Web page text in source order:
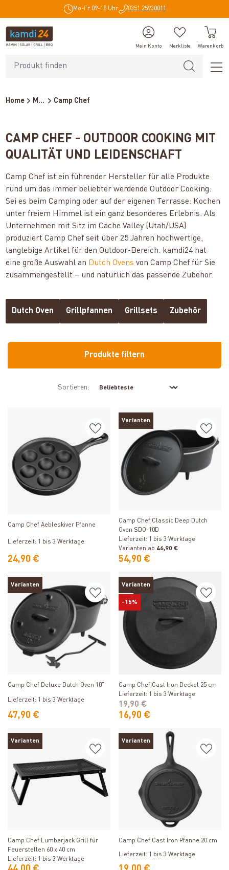
Mo-Fr 09-18 Uhr 0351 25930011
Mein Konto Merkliste Warenkorb
Home Marken Camp Chef
CAMP CHEF - OUTDOOR COOKING MIT
QUALITÄT UND LEIDENSCHAFT
Camp Chef ist ein führender Hersteller für alle Produkte
rund um das immer beliebter werdende Outdoor Cooking.
Sei es beim Camping oder auf der eigenen Terrasse: Kochen
unter freiem Himmel ist ein ganz besonderes Erlebnis. Als
Unternehmen mit Sitz im Cache Valley (Utah/USA)
produziert Camp Chef seit über 25 Jahren hochwertige,
langlebige Artikel für den Outdoor-Bereich. kamdi24 hat
eine große Auswahl an Dutch Ovens von Camp Chef für Sie
zusammengestellt – und natürlich das passende Zubehör.
Dutch Oven Grillpfannen Grillsets Zubehör
Produkte filtern
Sortieren:
Camp Chef Aebleskiver Pfanne
Lieferzeit: 1 bis 3 Werktage
24,90 €
Varianten
Camp Chef Classic Deep Dutch
Oven SDO-10D
Lieferzeit: 1 bis 3 Werktage
Varianten ab 46,90 €
54,90 €
Varianten
Produkt ansehen
Camp Chef Deluxe Dutch Oven 10"
Lieferzeit: 1 bis 3 Werktage
47,90 €
Varianten
-15%
Produkt ansehen
Camp Chef Cast Iron Deckel 25 cm
Lieferzeit: 1 bis 3 Werktage
16,90 €
19,90 €
Varianten
Camp Chef Lumberjack Grill für
Feuerstellen 60 x 40 cm
Lieferzeit: 1 bis 3 Werktage
Varianten
Produkt ansehen
Camp Chef Cast Iron Pfanne 20 cm
Lieferzeit: 1 bis 3 Werktage